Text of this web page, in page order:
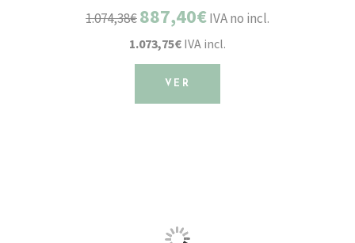
1.074,38€887,40€IVA no incl.
1.073,75€ IVA incl.
VER